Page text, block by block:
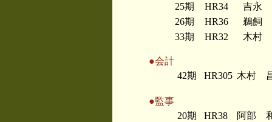
25期
HR34
吉永
26期
HR36
鵜飼
33期
HR32 木村
●会計
42期
HR305 木村
●監事
20期
HR38
阿部